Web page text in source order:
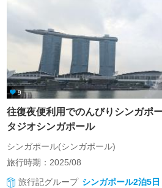
9
往復夜便利用でのんびりシンガポ
タジオシンガポール
シンガポール(シンガポール)
旅行時期：2025/08
旅行記グループ シンガポール2泊5